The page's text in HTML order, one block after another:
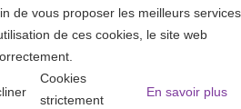
de vous proposer les meilleurs services
de ces cookies, le site web
En savoir plus
Cookies
strictement